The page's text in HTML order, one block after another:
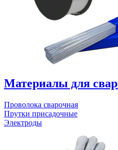
Материалы для
Проволока сварочная
Прутки присадочные
Электроды